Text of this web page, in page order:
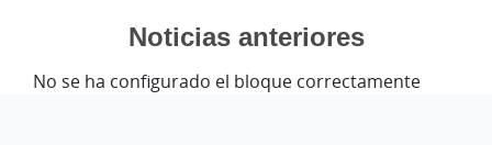
Noticias anteriores
No se ha configurado el bloque correctamente